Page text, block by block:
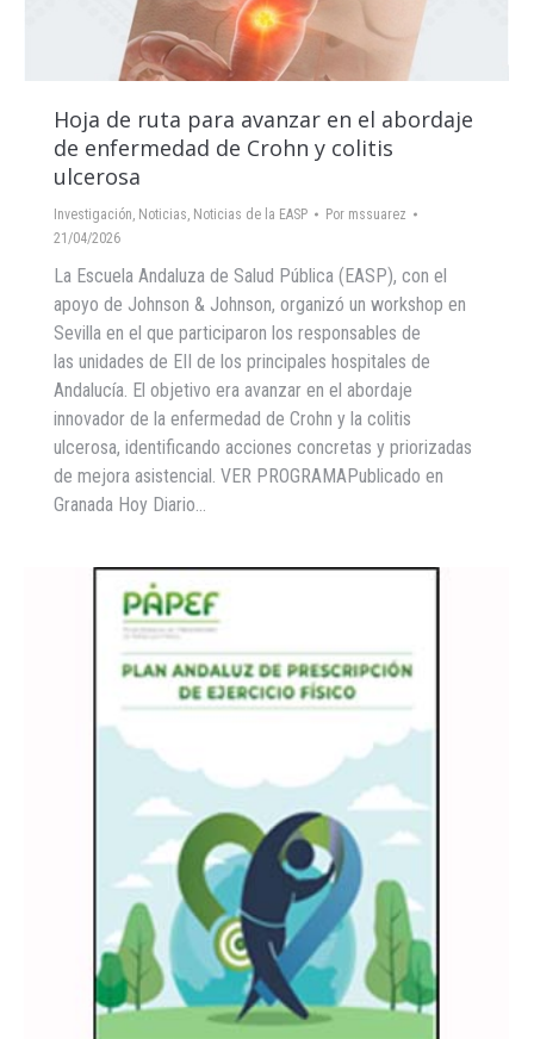
Hoja de ruta para avanzar en el abordaje
de enfermedad de Crohn y colitis
ulcerosa
Investigación, Noticias, Noticias de la EASP Por mssuarez
21/04/2026
La Escuela Andaluza de Salud Pública (EASP), con el
apoyo de Johnson & Johnson, organizó un workshop en
Sevilla en el que participaron los responsables de
las unidades de EII de los principales hospitales de
Andalucía. El objetivo era avanzar en el abordaje
innovador de la enfermedad de Crohn y la colitis
ulcerosa, identificando acciones concretas y priorizadas
de mejora asistencial. VER PROGRAMAPublicado en
Granada Hoy Diario…